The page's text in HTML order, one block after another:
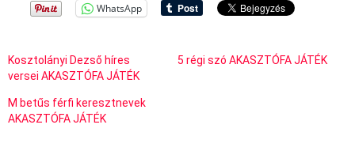
WhatsApp
Kosztolányi Dezső híres
versei AKASZTÓFA JÁTÉK
5 régi szó AKASZTÓFA JÁTÉK
M betűs férfi keresztnevek
AKASZTÓFA JÁTÉK